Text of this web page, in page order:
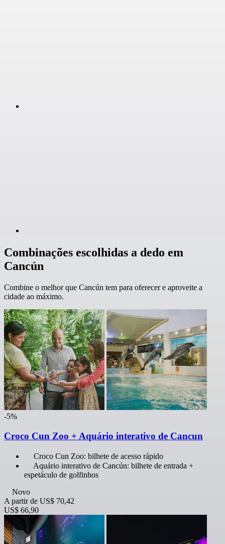
Combinações escolhidas a dedo em
Cancún
Combine o melhor que Cancún tem para oferecer e aproveite a
cidade ao máximo.
-5%
Croco Cun Zoo + Aquário interativo de Cancun
Croco Cun Zoo: bilhete de acesso rápido
Aquário interativo de Cancún: bilhete de entrada +
espetáculo de golfinhos
Novo
A partir de US$ 70,42
US$ 66,90